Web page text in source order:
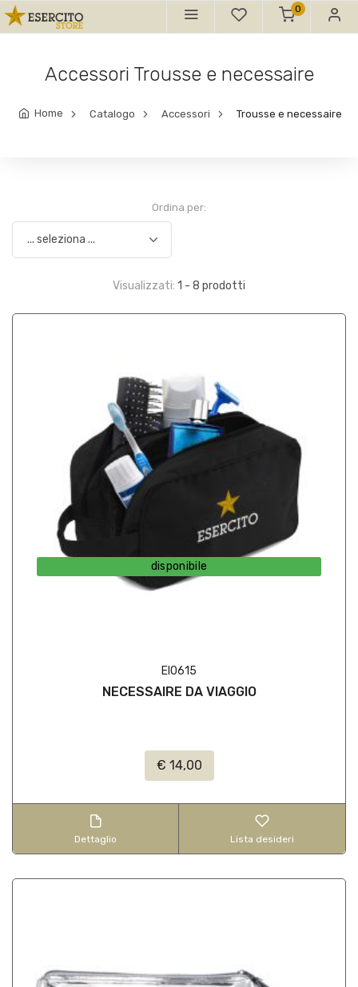
0
Accessori Trousse e necessaire
Home Catalogo Accessori Trousse e necessaire
Ordina per:
Visualizzati: 1 - 8 prodotti
disponibile
EI0615
NECESSAIRE DA VIAGGIO
€ 14,00
Dettaglio Lista desideri